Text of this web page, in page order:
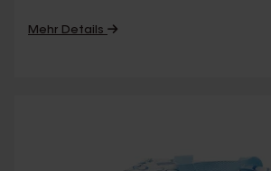
Mehr Details